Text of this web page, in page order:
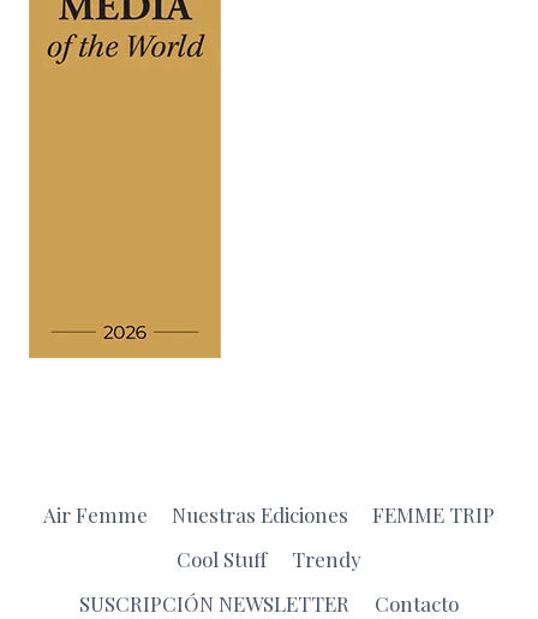
Air Femme Nuestras Ediciones
FEMME TRIP
Cool Stuff
Trendy
SUSCRIPCIÓN NEWSLETTER
Contacto